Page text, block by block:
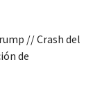
// Crash del
de